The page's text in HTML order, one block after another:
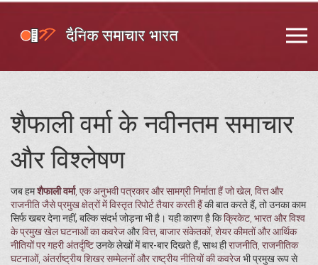
शैफाली वर्मा के नवीनतम समाचार
और विश्लेषण
जब हमशैफाली वर्मा, एक अनुभवी पत्रकार और सामग्री निर्माता हैं जो खेल, वित्त और
राजनीति जैसे प्रमुख क्षेत्रों में विस्तृत रिपोर्ट तैयार करती हैंकी बात करते हैं, तो उनका काम
सिर्फ खबर देना नहीं, बल्कि संदर्भ जोड़ना भी है। यही कारण है किक्रिकेट भारत और विश्व
के प्रमुख खेल घटनाओं का कवरेजऔरवित्त, बाजार संकेतकों, शेयर कीमतों और आर्थिक
नीतियों पर गहरी अंतर्दृष्टिउनके लेखों में बार-बार दिखते हैं, साथ हीराजनीति, राजनीतिक
घटनाओं, अंतर्राष्ट्रीय शिखर सम्मेलनों और राष्ट्रीय नीतियों की कवरेजभी प्रमुख रूप से